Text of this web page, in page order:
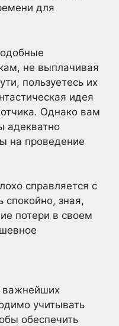
для
не выплачивая
пользуетесь их
идея
Однако вам
адекватно
на проведение
справляется с
спокойно, зная,
потери в своем
учитывать
обеспечить